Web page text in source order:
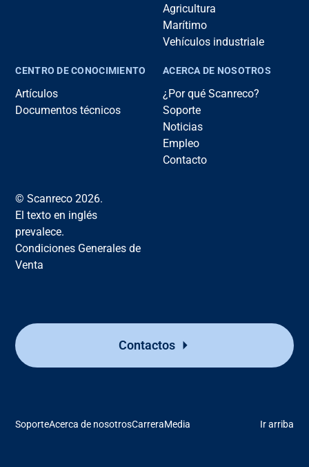
Contactos
Agricultura
Marítimo
Vehículos industriale
CENTRO DE CONOCIMIENTO
Artículos
Documentos técnicos
ACERCA DE NOSOTROS
¿Por qué Scanreco?
Soporte
Noticias
Empleo
Contacto
© Scanreco 2026.
El texto en inglés
prevalece.
Condiciones Generales de
Venta
SoporteAcerca de nosotrosCarreraMedia Ir arriba